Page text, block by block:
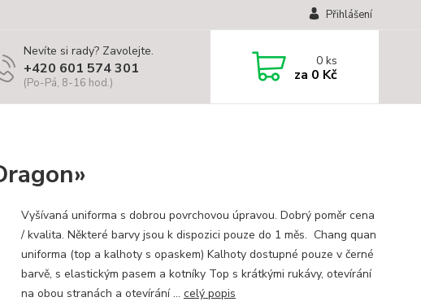
Přihlášení
Nevíte si rady? Zavolejte.
+420 601 574 301
(Po-Pá, 8-16 hod.)
0ks
za 0 Kč
Vyšívaná uniforma s dobrou povrchovou úpravou. Dobrý poměr cena
/ kvalita. Některé barvy jsou k dispozici pouze do 1 měs. Chang quan
uniforma (top a kalhoty s opaskem) Kalhoty dostupné pouze v černé
barvě, s elastickým pasem a kotníky Top s krátkými rukávy, otevírání
na obou stranách a otevírání ... celý popis